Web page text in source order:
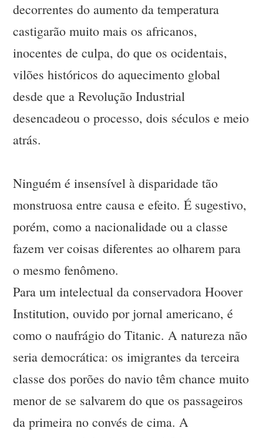
decorrentes do aumento da temperatura
castigarão muito mais os africanos,
inocentes de culpa, do que os ocidentais,
vilões históricos do aquecimento global
desde que a Revolução Industrial
desencadeou o processo, dois séculos e meio
atrás.
Ninguém é insensível à disparidade tão
monstruosa entre causa e efeito. É sugestivo,
porém, como a nacionalidade ou a classe
fazem ver coisas diferentes ao olharem para
o mesmo fenômeno.
Para um intelectual da conservadora Hoover
Institution, ouvido por jornal americano, é
como o naufrágio do Titanic. A natureza não
seria democrática: os imigrantes da terceira
classe dos porões do navio têm chance muito
menor de se salvarem do que os passageiros
da primeira no convés de cima. A